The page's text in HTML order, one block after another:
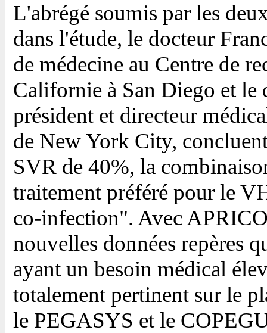
L'abrégé soumis par les
dans l'étude, le docteur
de médecine au Centre de
Californie à San Diego et
président et directeur
de New York City,
SVR de 40%, la
traitement préféré pour le
co-infection". Avec
nouvelles données repères
ayant un besoin médical
totalement pertinent sur le
le PEGASYS et le